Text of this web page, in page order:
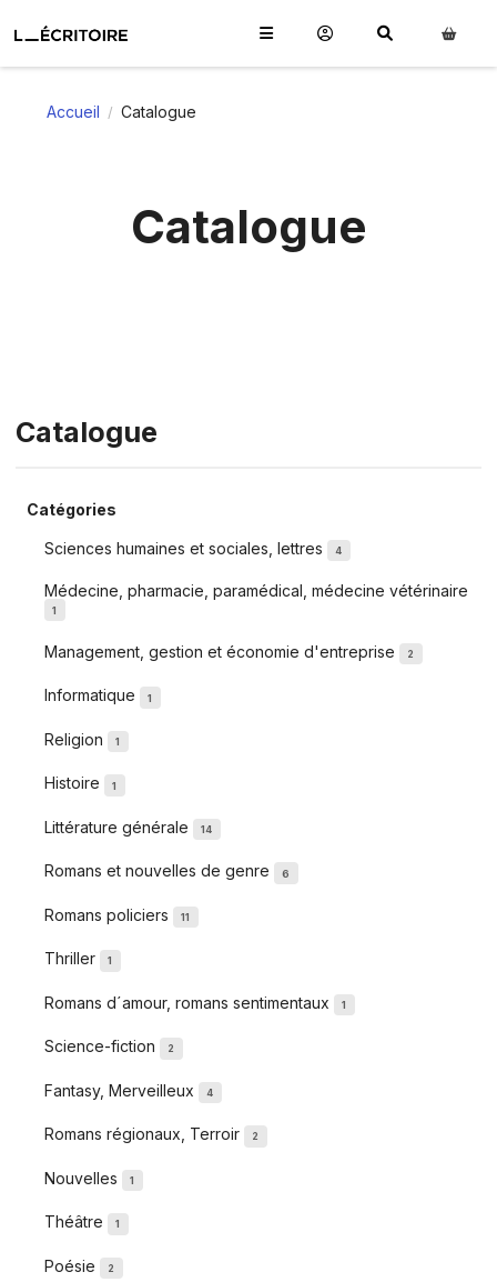
Accueil / Catalogue
Catalogue
Catalogue
Catégories
Sciences humaines et sociales, lettres 4
Médecine, pharmacie, paramédical, médecine vétérinaire
1
Management, gestion et économie d'entreprise 2
Informatique 1
Religion 1
Histoire 1
Littérature générale 14
Romans et nouvelles de genre 6
Romans policiers 11
Thriller 1
Romans d´amour, romans sentimentaux 1
Science-fiction 2
Fantasy, Merveilleux 4
Romans régionaux, Terroir 2
Nouvelles 1
Théâtre 1
Poésie 2